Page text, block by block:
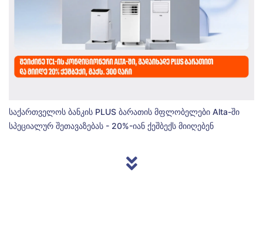
საქართველოს ბანკის PLUS ბარათის მფლობელები Alta-ში
სპეციალურ შეთავაზებას - 20%-იან ქეშბექს მიიღებენ